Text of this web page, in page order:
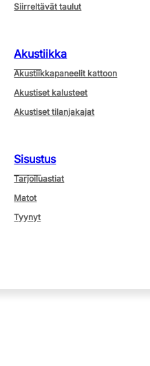
Siirreltävät taulut
Akustiikka
Akustiikkapaneelit kattoon
Akustiset kalusteet
Akustiset tilanjakajat
Sisustus
Tarjoiluastiat
Matot
Tyynyt